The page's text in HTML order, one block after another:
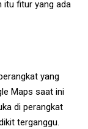
itu fitur yang ada
yang
Maps saat ini
di perangkat
terganggu.